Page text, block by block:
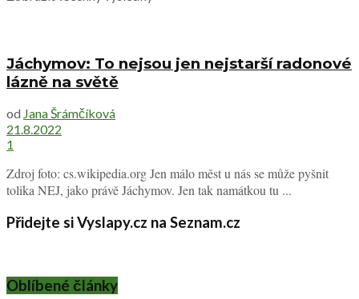
Jáchymov: To nejsou jen nejstarší radonové
lázně na světě
od Jana Šrámčíková
21.8.2022
1
Zdroj foto: cs.wikipedia.org Jen málo měst u nás se může pyšnit
tolika NEJ, jako právě Jáchymov. Jen tak namátkou tu ...
Přidejte si Vyslapy.cz na Seznam.cz
Oblíbené články